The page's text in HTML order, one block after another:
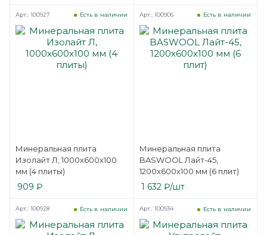
Минеральная плита
Изолайт Л, 1000x600x100
мм (4 плиты)
Есть в наличии
Арт.: 100927
909 ₽
Минеральная плита
BASWOOL Лайт-45,
1200x600x100 мм (6 плит)
Есть в наличии
Арт.: 100906
1 632₽/шт
Есть в наличии
Арт.: 100928 Есть в наличии
Арт.: 100934